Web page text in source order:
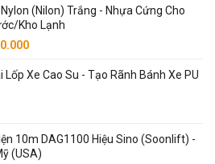
là:
₫150.000.
(Nilon) Trắng - Nhựa Cứng Cho
Kho Lạnh
Giá
tại
Lốp Xe Cao Su - Tạo Rãnh Bánh Xe PU
10m DAG1100 Hiệu Sino (Soonlift) -
(USA)